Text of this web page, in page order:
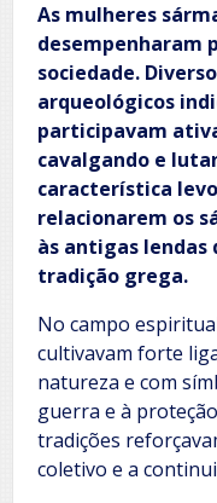
As mulheres
desempenharam
sociedade.
arqueológicos
participavam
cavalgando e
característica
relacionarem os
às antigas lendas
tradição grega.
No campo
cultivavam forte
natureza e com
guerra e à
tradições
coletivo e a